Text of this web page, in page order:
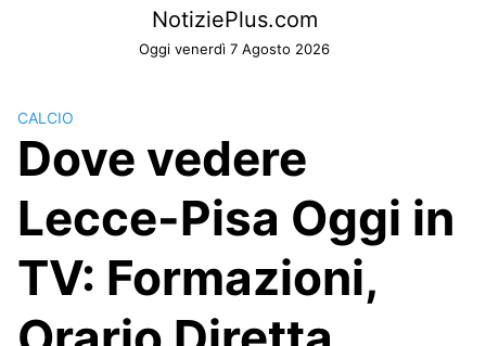
NotiziePlus.com
Oggi venerdì 7 Agosto 2026
CALCIO
Dove vedere
Lecce-Pisa Oggi in
TV: Formazioni,